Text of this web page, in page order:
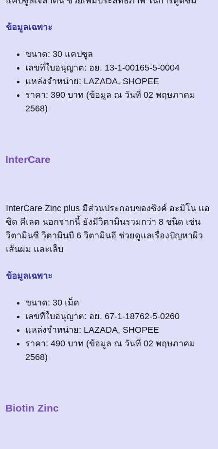
ข้อมูลเฉพาะ
ขนาด: 30 แคปซูล
เลขที่ใบอนุญาต: อย. 13-1-00165-5-0004
แหล่งจำหน่าย: LAZADA, SHOPEE
ราคา: 390 บาท (ข้อมูล ณ วันที่ 02 พฤษภาคม
2568)
InterCare
InterCare Zinc plus มีส่วนประกอบของซิงค์ อะมิโน แอ
ซิด คีเลต นอกจากนี้ ยังมีวิตามินรวมกว่า 8 ชนิด เช่น
วิตามินซี วิตามินบี 6 วิตามินอี ช่วยดูแลเรื่องปัญหาผิว
เส้นผม และเล็บ
ข้อมูลเฉพาะ
ขนาด: 30 เม็ด
เลขที่ใบอนุญาต: อย. 67-1-18762-5-0260
แหล่งจำหน่าย: LAZADA, SHOPEE
ราคา: 490 บาท (ข้อมูล ณ วันที่ 02 พฤษภาคม
2568)
Biotin Zinc